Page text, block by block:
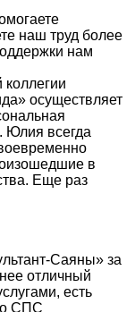
наш труд более
нам
осуществляет
Юлия всегда
в
Еще раз
Саяны» за
отличный
есть
СПС